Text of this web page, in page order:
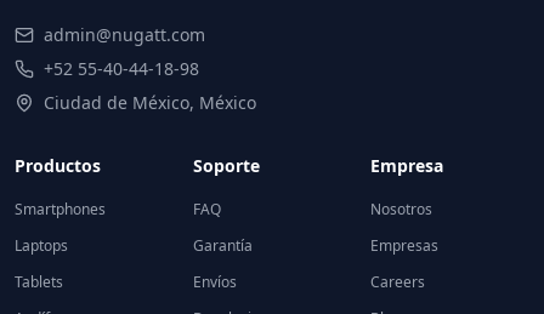
admin@nugatt.com
+52 55-40-44-18-98
Ciudad de México, México
Productos
Smartphones
Laptops
Tablets
Soporte
FAQ
Garantía
Envíos
Empresa
Nosotros
Empresas
Careers